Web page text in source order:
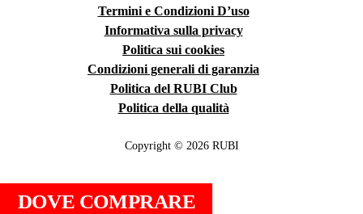
DOVE COMPRARE
Termini e Condizioni D’uso
Informativa sulla privacy
Politica sui cookies
Condizioni generali di garanzia
Politica del RUBI Club
Politica della qualità
Copyright © 2026 RUBI